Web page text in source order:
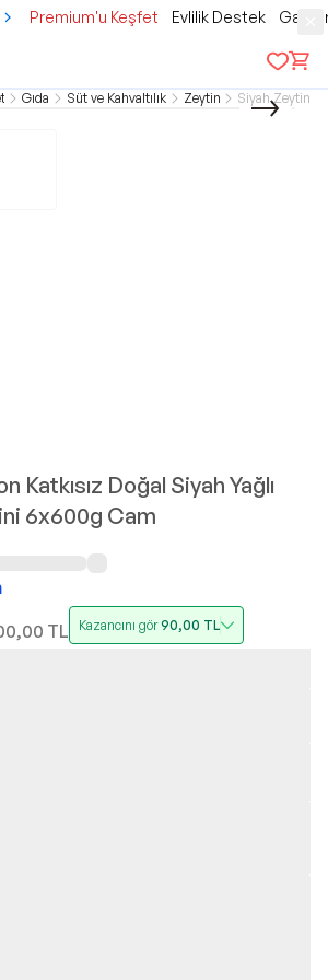
Premium'u Keşfet Evlilik Destek
Gıda Süt ve Kahvaltılık Zeytin Siyah Zeytin
Katkısız Doğal Siyah Yağlı
6x600g Cam
TL Kazancını gör90,00 TL